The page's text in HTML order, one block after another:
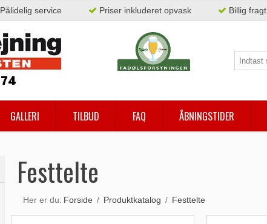
Pålidelig service Priser inkluderet opvask Billig fragt
GALLERI TILBUD FAQ ÅBNINGSTIDER
Festtelte
Her er du: Forside / Produktkatalog / Festtelte